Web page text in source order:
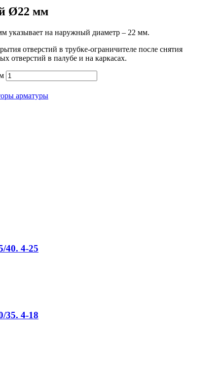
Ø22 мм
на наружный диаметр – 22 мм.
отверстий в трубке-ограничителе после снятия
отверстий в палубе и на каркасах.
арматуры
40. 4-25
35. 4-18